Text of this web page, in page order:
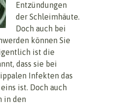
Entzündungen
der Schleimhäute.
Doch auch bei
können Sie
ist die
dass sie bei
Infekten das
ist. Doch auch
in den